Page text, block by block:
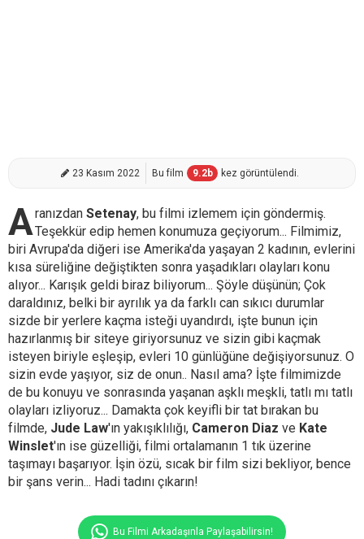
23 Kasım 2022 Bu film 9.2b kez görüntülendi.
Aranızdan Setenay, bu filmi izlemem için göndermiş.
Teşekkür edip hemen konumuza geçiyorum... Filmimiz,
biri Avrupa'da diğeri ise Amerika'da yaşayan 2 kadının, evlerini
kısa süreliğine değiştikten sonra yaşadıkları olayları konu
alıyor... Karışık geldi biraz biliyorum... Şöyle düşünün; Çok
daraldınız, belki bir ayrılık ya da farklı can sıkıcı durumlar
sizde bir yerlere kaçma isteği uyandırdı, işte bunun için
hazırlanmış bir siteye giriyorsunuz ve sizin gibi kaçmak
isteyen biriyle eşleşip, evleri 10 günlüğüne değişiyorsunuz. O
sizin evde yaşıyor, siz de onun.. Nasıl ama? İşte filmimizde
de bu konuyu ve sonrasında yaşanan aşklı meşkli, tatlı mı tatlı
olayları izliyoruz... Damakta çok keyifli bir tat bırakan bu
filmde, Jude Law'ın yakışıklılığı, Cameron Diaz ve Kate
Winslet'ın ise güzelliği, filmi ortalamanın 1 tık üzerine
taşımayı başarıyor. İşin özü, sıcak bir film sizi bekliyor, bence
bir şans verin... Hadi tadını çıkarın!
Bu Filmi Arkadaşınla Paylaşabilirsin!